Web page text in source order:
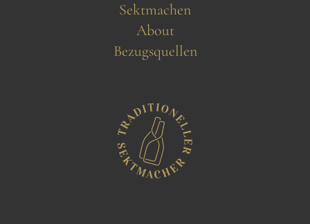
Sektmachen
About
Bezugsquellen